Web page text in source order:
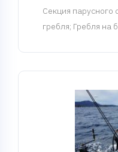
Cекция парусного
гребля; Гребля на